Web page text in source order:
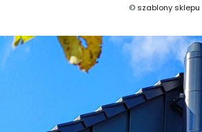
©szablony sklepu